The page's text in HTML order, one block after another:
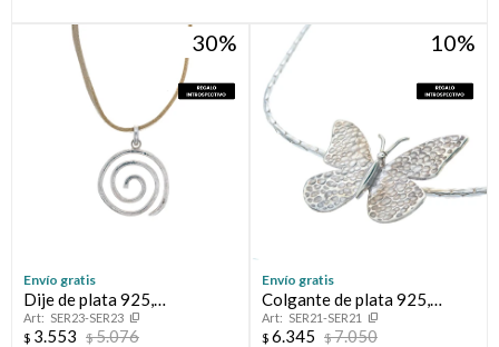
30
Envío gratis
Dije de plata 925,
RESILIENCIA.
SER23-SER23
$ 3.553 $5.076
10
Envío gratis
Colgante de plata 925,
MARIPOSA.
SER21-SER21
$ 6.345 $7.050